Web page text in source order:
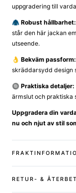
uppgradering till
🧥 Robust hållbarhet:
står den här jackan
utseende.
👌 Bekväm passform:
skräddarsydd design
🔘 Praktiska detaljer:
ärmslut och praktiska
Uppgradera din
nu och njut av stil
RETUR- &